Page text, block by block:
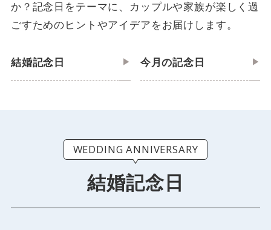
か？記念日をテーマに、カップルや家族が楽しく過
ごすためのヒントやアイデアをお届けします。
結婚記念日 今月の記念日
WEDDING ANNIVERSARY
結婚記念日